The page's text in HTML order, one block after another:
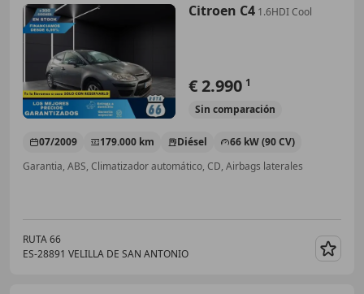
Citroen C4 1.6HDI Cool
€ 2.990 1
Sin comparación
07/2009 179.000 km Diésel
66 kW (90 CV)
Garantia, ABS, Climatizador automático, CD, Airbags laterales
RUTA 66
ES-28891 VELILLA DE SAN ANTONIO